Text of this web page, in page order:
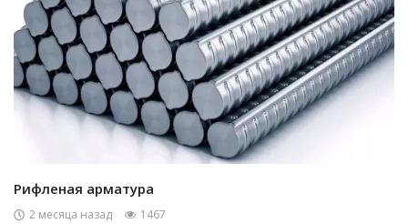
Рифленая арматура
2 месяца назад
1467